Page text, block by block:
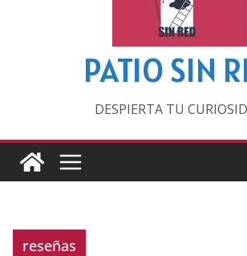
PATIO SIN
DESPIERTA TU
reseñas